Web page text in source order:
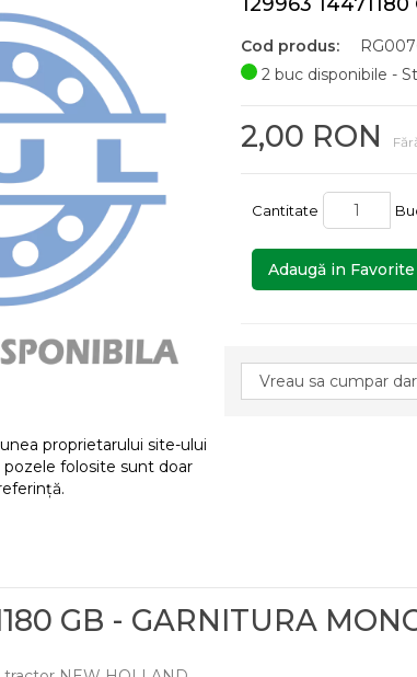
proprietarului site-ului
pozele folosite sunt doar
Cod produs:
2 buc disponibile -
2,00 RON
Cantitate
Adaugă in Favorite
GB - GARNITURA